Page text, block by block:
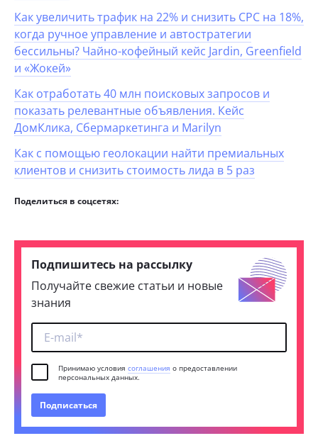
Как увеличить трафик на 22% и снизить CPC на 18%,
когда ручное управление и автостратегии
бессильны? Чайно-кофейный кейс Jardin, Greenfield
и «Жокей»
Как отработать 40 млн поисковых запросов и
показать релевантные объявления. Кейс
ДомКлика, Сбермаркетинга и Marilyn
Как с помощью геолокации найти премиальных
клиентов и снизить стоимость лида в 5 раз
Поделиться в соцсетях:
Подпишитесь на рассылку
Получайте свежие статьи и новые
знания
Принимаю условия соглашения о предоставлении
персональных данных.
Подписаться